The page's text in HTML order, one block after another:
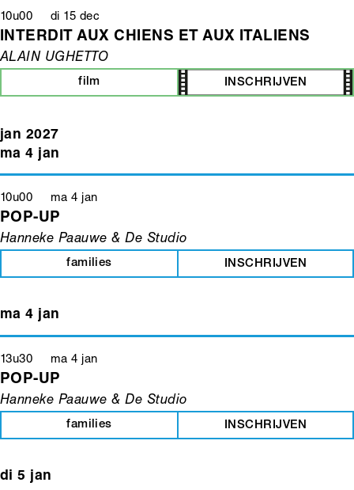
10u00 di 15 dec
INTERDIT AUX CHIENS ET AUX ITALIENS
ALAIN UGHETTO
film INSCHRIJVEN
jan 2027
ma 4 jan
10u00 ma 4 jan
POP-UP
Hanneke Paauwe & De Studio
families INSCHRIJVEN
ma 4 jan
13u30 ma 4 jan
POP-UP
Hanneke Paauwe & De Studio
families INSCHRIJVEN
di 5 jan